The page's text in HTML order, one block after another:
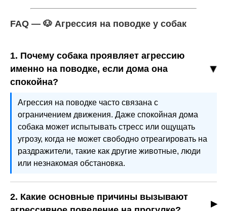
FAQ — 🐶 Агрессия на поводке у собак
1. Почему собака проявляет агрессию
именно на поводке, если дома она
спокойна?
Агрессия на поводке часто связана с
ограничением движения. Даже спокойная дома
собака может испытывать стресс или ощущать
угрозу, когда не может свободно отреагировать на
раздражители, такие как другие животные, люди
или незнакомая обстановка.
2. Какие основные причины вызывают